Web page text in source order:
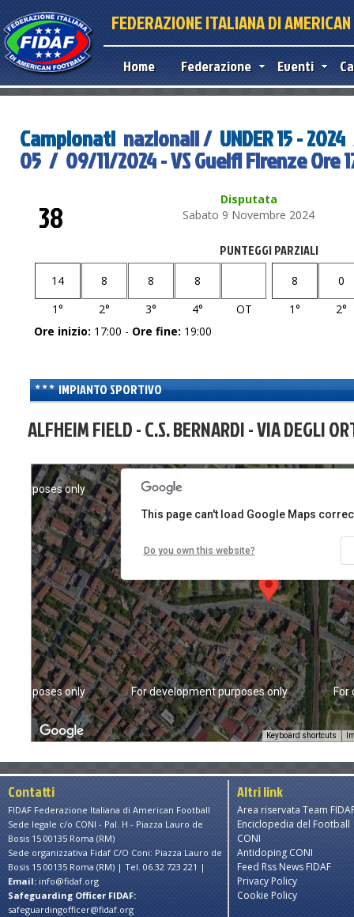
FEDERAZIONE ITALIANA DI
Home Federazione Eventi
Campionati nazionali / UNDER 15 - 2024
05 / 09/11/2024 - VS Guelfi Firenze Ore
Disputata
Sabato 9 Novembre 2024
38
PUNTEGGI PARZIALI
14 8 8
8
1°
2° 3° 4° OT
8
0
1°
2°
Ore inizio: 17:00 - Ore fine: 19:00
IMPIANTO SPORTIVO
ALFHEIM FIELD - C.S. BERNARDI - VIA DEGLI
For development purposes only
purposes only
For development purposes only
For
purposes only
Keyboard shortcuts
This page can't load Google Maps
Do you own this website?
Contatti
FIDAF Federazione Italiana di American Football
Sede legale c/o CONI - Pal. H - Piazza Lauro de
Bosis 15 00135 Roma (RM)
Sede organizzativa Fidaf C/O Coni: Piazza Lauro de
Bosis 15 00135 Roma (RM) | Tel. 06.32 723 221 |
Email: info@fidaf.org
Safeguarding Officer FIDAF:
safeguardingofficer@fidaf.org
Altri link
Area riservata Team
Enciclopedia del Football
CONI
Antidoping CONI
Feed Rss News FIDAF
Privacy Policy
Cookie Policy